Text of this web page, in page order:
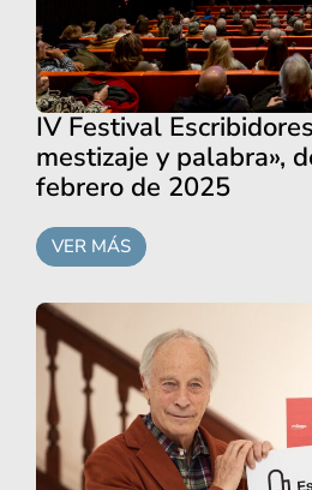
IV Festival
mestizaje y palabra»,
febrero de 2025
VER MÁS